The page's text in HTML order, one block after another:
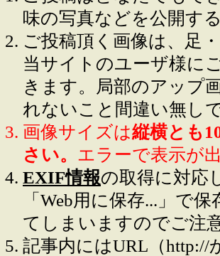
味の写真などを公開す
ご投稿頂く画像は、足
当サイトのユーザ様に
きます。局部のアップ
れないこと間違い無し
画像サイズは縦横とも
さい。 エラーで表示が
EXIF情報の取得に対応
「Web用に保存...」で
てしまいますのでご注
記事内にはURL（